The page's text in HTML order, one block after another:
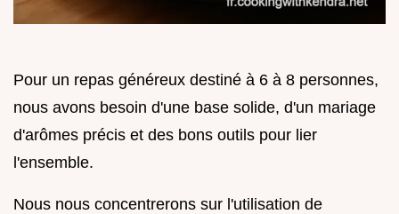
Pour un repas généreux destiné à 6 à 8 personnes,
nous avons besoin d'une base solide, d'un mariage
d'arômes précis et des bons outils pour lier
l'ensemble.
Nous nous concentrerons sur l'utilisation de